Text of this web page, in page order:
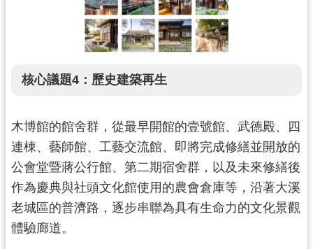
核心議題4：歷史建築再生
木博館的館舍群，從最早開館的壹號館、武德殿、四
連棟、藝師館、工藝交流館、即將完成修繕並開放的
公會堂暨蔣公行館、第二期宿舍群，以及未來修繕後
作為慶典與社頭文化館使用的農會倉庫等，沿著大溪
老城區的普濟路，逐步串聯為具有生命力的文化景觀
體驗廊道。